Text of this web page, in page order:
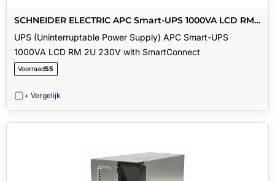
SCHNEIDER ELECTRIC APC Smart-UPS 1000VA LCD RM
2U 230V with SmartConnect
UPS (Uninterruptable Power Supply) APC Smart-UPS
1000VA LCD RM 2U 230V with SmartConnect
Voorraad55
+ Vergelijk